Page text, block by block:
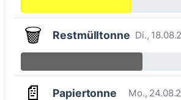
🗑️ Restmülltonne Di.,
📄 Papiertonne Mo.,